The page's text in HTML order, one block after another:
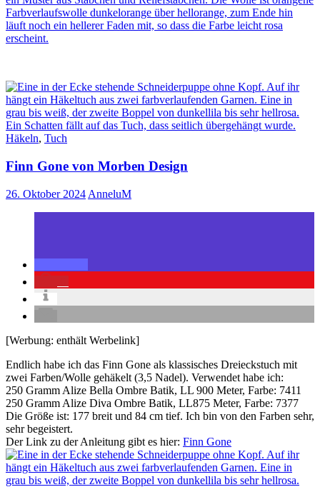
Häkeln, Tuch
Finn Gone von Morben Design
26. Oktober 2024 AnneluM
[Werbung: enthält Werbelink]
Endlich habe ich das Finn Gone als klassisches Dreieckstuch mit
zwei Farben/Wolle gehäkelt (3,5 Nadel). Verwendet habe ich:
250 Gramm Alize Bella Ombre Batik, LL 900 Meter, Farbe: 7411
250 Gramm Alize Diva Ombre Batik, LL875 Meter, Farbe: 7377
Die Größe ist: 177 breit und 84 cm tief. Ich bin von den Farben sehr,
sehr begeistert.
Der Link zu der Anleitung gibt es hier: Finn Gone